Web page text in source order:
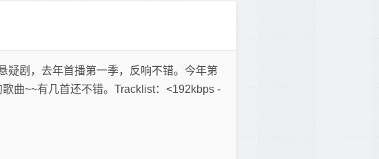
疑剧，去年首播第一季，反响不错。今年第
曲~~有几首还不错。Tracklist：<192kbps -